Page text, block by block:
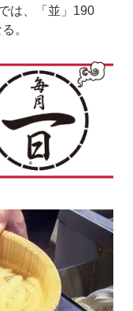
は、「並」190
。